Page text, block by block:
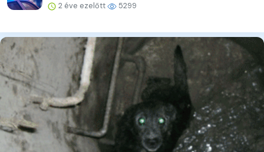
2 éve ezelőtt 5299